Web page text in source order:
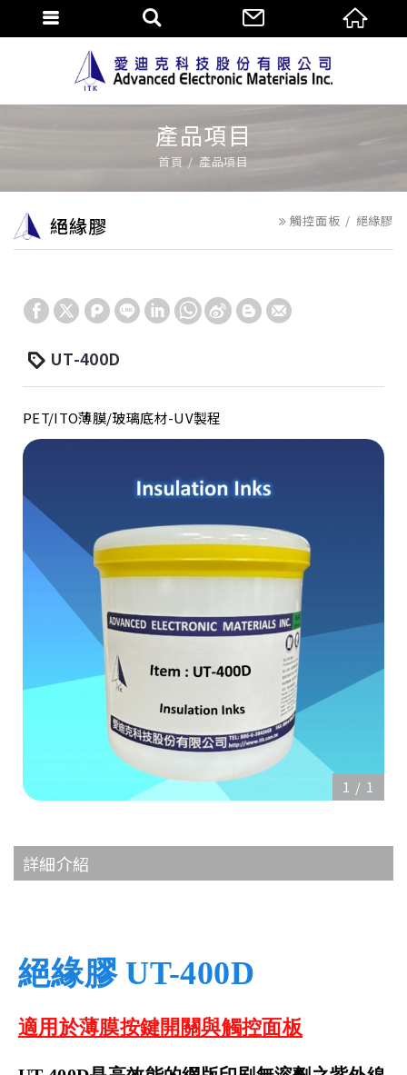
產品項目
首頁 產品項目
絕緣膠 觸控面板 絕緣膠
UT-400D
PET/ITO薄膜/玻璃底材-UV製程
1 / 1
詳細介紹
絕緣膠 UT-400D
適用於薄膜按鍵開關與觸控面板